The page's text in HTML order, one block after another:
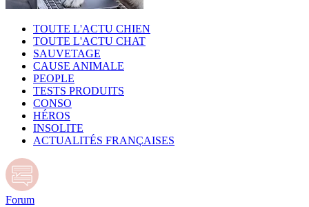
TOUTE L'ACTU CHIEN
TOUTE L'ACTU CHAT
SAUVETAGE
CAUSE ANIMALE
PEOPLE
TESTS PRODUITS
CONSO
HÉROS
INSOLITE
ACTUALITÉS FRANÇAISES
Forum